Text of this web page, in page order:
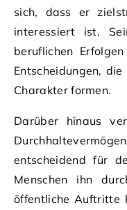
sich, dass er
interessiert ist.
beruflichen
Entscheidungen,
Charakter formen.
Darüber hinaus
entscheidend für
Menschen ihn
öffentliche Auftritte